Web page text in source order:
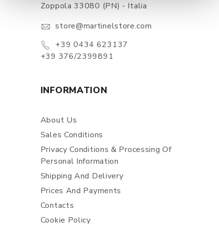
Zoppola 33080 (PN) - Italia
store@martinelstore.com
+39 0434 623137
+39 376/2399891
INFORMATION
About Us
Sales Conditions
Privacy Conditions & Processing Of
Personal Information
Shipping And Delivery
Prices And Payments
Contacts
Cookie Policy